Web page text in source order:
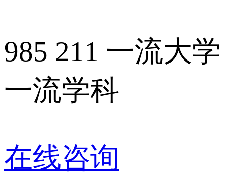
985 211 一流大学
一流学科
在线咨询